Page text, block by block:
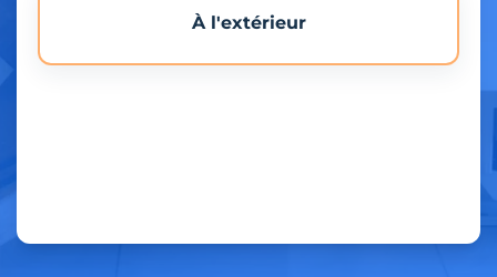
À l'extérieur